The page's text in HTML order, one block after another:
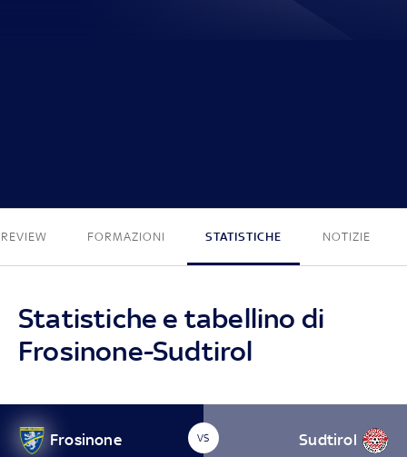
FORMAZIONI STATISTICHE NOTIZIE
Statistiche e tabellino di
Frosinone-Sudtirol
Frosinone VS Sudtirol